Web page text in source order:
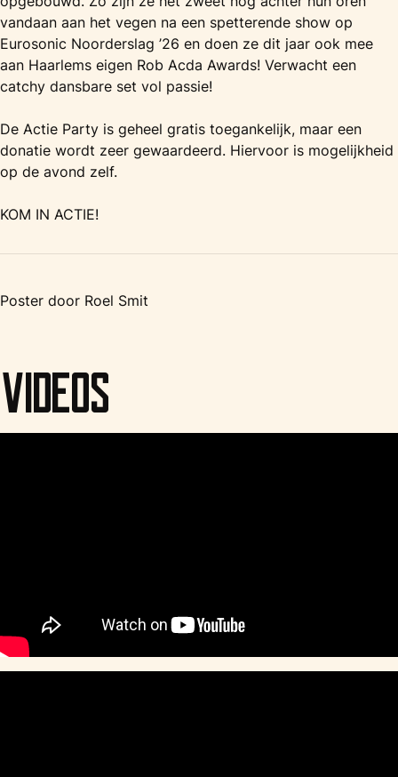
vandaan aan het vegen na een spetterende show op
Eurosonic Noorderslag ’26 en doen ze dit jaar ook mee
aan Haarlems eigen Rob Acda Awards! Verwacht een
catchy dansbare set vol passie!
De Actie Party is geheel gratis toegankelijk, maar een
donatie wordt zeer gewaardeerd. Hiervoor is mogelijkheid
op de avond zelf.
KOM IN ACTIE!
Poster door Roel Smit
Videos